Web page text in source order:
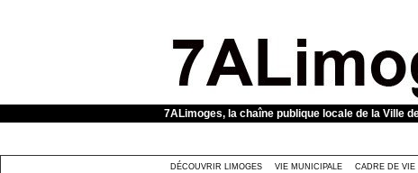
7ALimoges, la chaîne publique locale de la Ville
DÉCOUVRIR LIMOGES VIE MUNICIPALE CADRE DE VIE